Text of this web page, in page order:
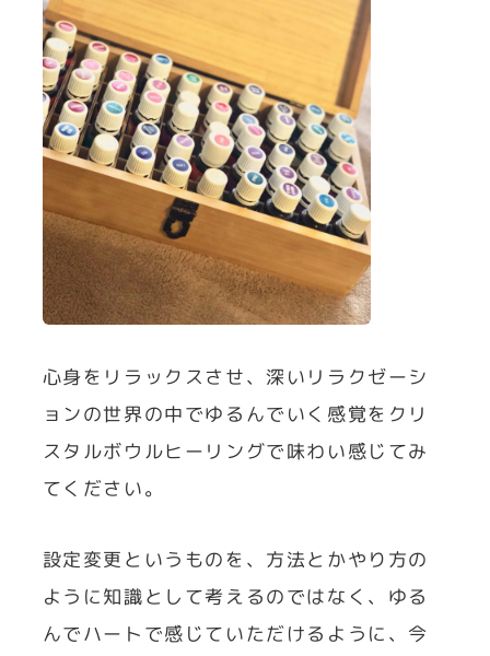
心身をリラックスさせ、深いリラクゼーシ
ョンの世界の中でゆるんでいく感覚をクリ
スタルボウルヒーリングで味わい感じてみ
てください。
設定変更というものを、方法とかやり方の
ように知識として考えるのではなく、ゆる
んでハートで感じていただけるように、今